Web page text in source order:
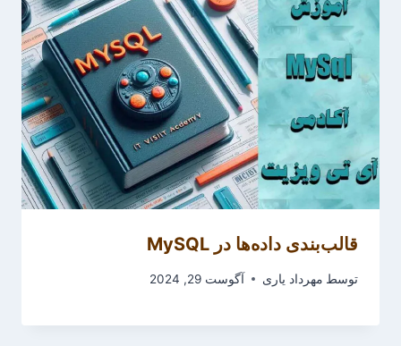
قالب‌بندی داده‌ها در MySQL
توسط مهرداد یاری آگوست 29, 2024